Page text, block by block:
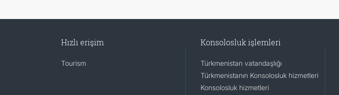
Hızlı erişim
Tourism
Konsolosluk işlemleri
Türkmenistan vatandaşlığı
Türkmenistanın Konsolosluk hizmetleri
Konsolosluk hizmetleri